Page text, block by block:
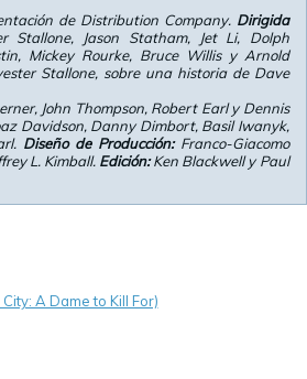
de Distribution Company. Dirigida
Stallone, Jason Statham, Jet Li, Dolph
Mickey Rourke, Bruce Willis y Arnold
Stallone, sobre una historia de Dave
John Thompson, Robert Earl y Dennis
Davidson, Danny Dimbort, Basil Iwanyk,
Diseño de Producción:Franco-Giacomo
L. Kimball. Edición:Ken Blackwell y Paul
A Dame to Kill For)